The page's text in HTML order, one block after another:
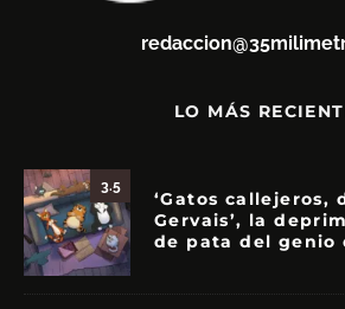
LO MÁS
3.5
‘Gatos callejeros,
Gervais’, la
de pata del genio